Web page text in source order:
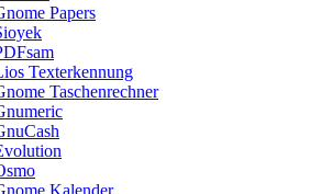
Papers
Texterkennung
Taschenrechner
Kalender